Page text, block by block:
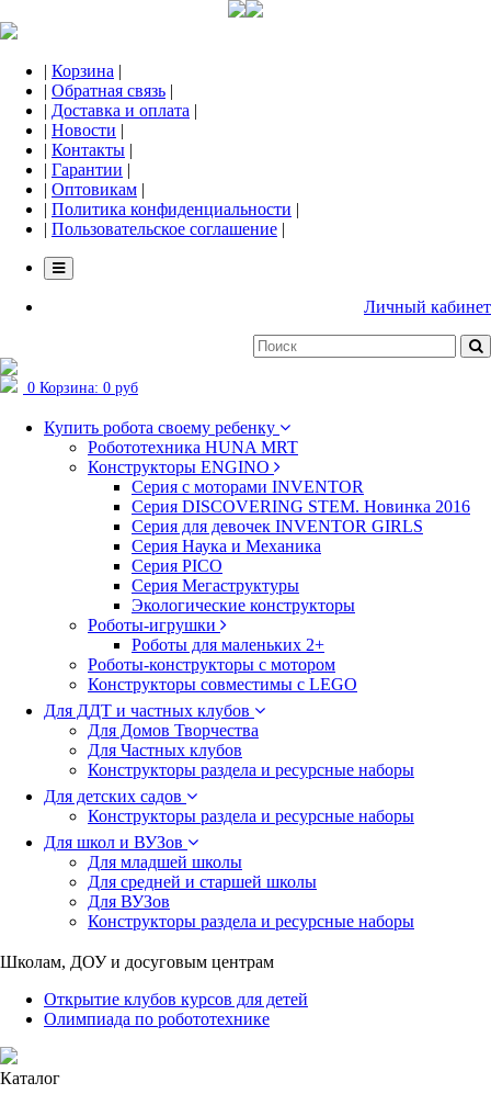
| Корзина |
| Обратная связь |
| Доставка и оплата |
| Новости |
| Контакты |
| Гарантии |
| Оптовикам |
| Политика конфиденциальности |
| Пользовательское соглашение |
Личный кабинет
0 Корзина: 0 руб
Купить робота своему ребенку
Робототехника HUNA MRT
Конструкторы ENGINO
Серия с моторами INVENTOR
Серия DISCOVERING STEM. Новинка 2016
Серия для девочек INVENTOR GIRLS
Серия Наука и Механика
Серия PICO
Серия Мегаструктуры
Экологические конструкторы
Роботы-игрушки
Роботы для маленьких 2+
Роботы-конструкторы с мотором
Конструкторы совместимы с LEGO
Для ДДТ и частных клубов
Для Домов Творчества
Для Частных клубов
Конструкторы раздела и ресурсные наборы
Для детских садов
Конструкторы раздела и ресурсные наборы
Для школ и ВУЗов
Для младшей школы
Для средней и старшей школы
Для ВУЗов
Конструкторы раздела и ресурсные наборы
Школам, ДОУ и досуговым центрам
Открытие клубов курсов для детей
Олимпиада по робототехнике
Каталог